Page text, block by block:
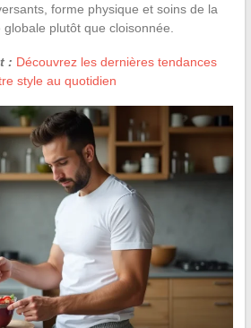
forme physique et soins de la
plutôt que cloisonnée.
: Découvrez les dernières tendances
style au quotidien